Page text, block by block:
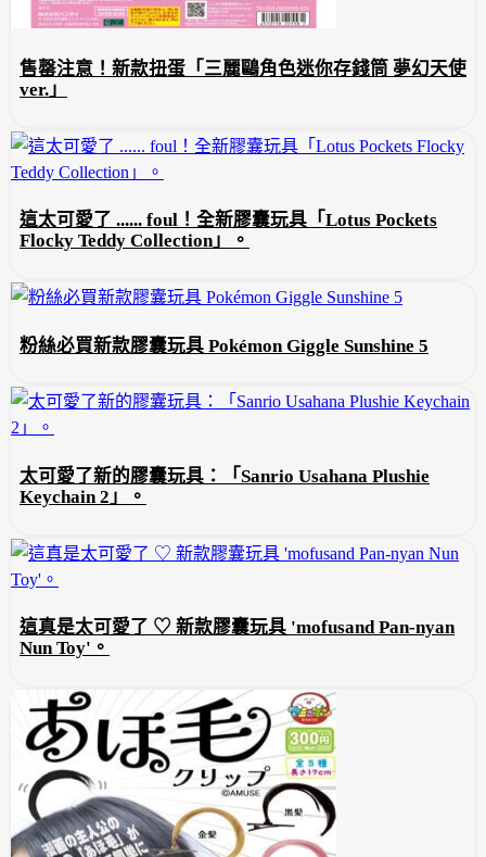
售罄注意！新款扭蛋「三麗鷗角色迷你存錢筒 夢幻天使
ver.」
這太可愛了 ...... foul！全新膠囊玩具「Lotus Pockets
Flocky Teddy Collection」。
粉絲必買新款膠囊玩具 Pokémon Giggle Sunshine 5
太可愛了新的膠囊玩具：「Sanrio Usahana Plushie
Keychain 2」。
這真是太可愛了 ♡ 新款膠囊玩具 'mofusand Pan-nyan
Nun Toy'。